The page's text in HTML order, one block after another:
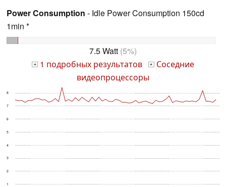
Power Consumption - Idle Power Consumption 150cd
1min *
7.5 Watt (5%)
+ 1 подробных результатов + Соседние
видеопроцессоры
1
2
3
4
5
6
7
8